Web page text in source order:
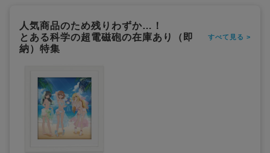
人気商品のため残りわずか…！
とある科学の超電磁砲の在庫あり（即
納）特集
すべて見る >